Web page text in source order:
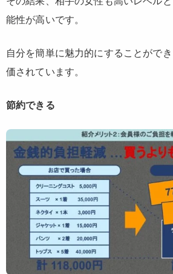
能性が高いです。
自分を簡単に魅力的にすることがで
価されています。
節約できる